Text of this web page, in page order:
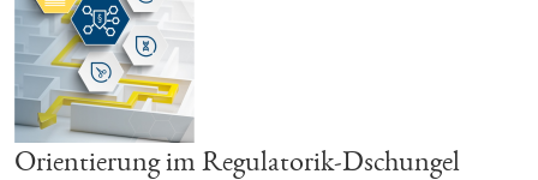
Orientierung im Regulatorik-Dschungel